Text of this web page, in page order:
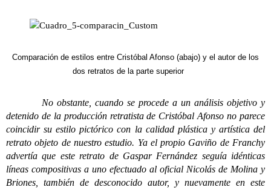
Comparación de estilos entre Cristóbal Afonso (abajo) y el autor de los
dos retratos de la parte superior
No obstante, cuando se procede a un análisis objetivo y
detenido de la producción retratista de Cristóbal Afonso no parece
coincidir su estilo pictórico con la calidad plástica y artística del
retrato objeto de nuestro estudio. Ya el propio Gaviño de Franchy
advertía que este retrato de Gaspar Fernández seguía idénticas
líneas compositivas a uno efectuado al oficial Nicolás de Molina y
Briones, también de desconocido autor, y nuevamente en este